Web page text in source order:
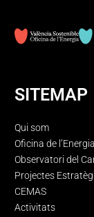
SITEMAP
Qui som
Oficina de l’Energia
Observatori del
Projectes
CEMAS
Activitats